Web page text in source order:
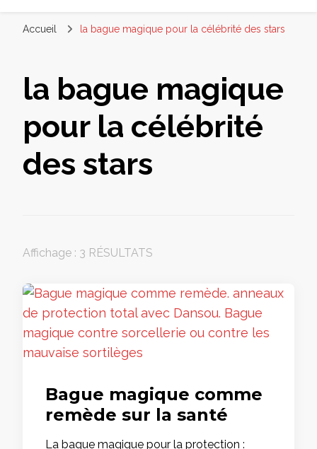
Accueil la bague magique pour la célébrité des stars
la bague magique
pour la célébrité
des stars
Affichage : 3 RÉSULTATS
Bague magique comme
remède sur la santé
La bague magique pour la protection :